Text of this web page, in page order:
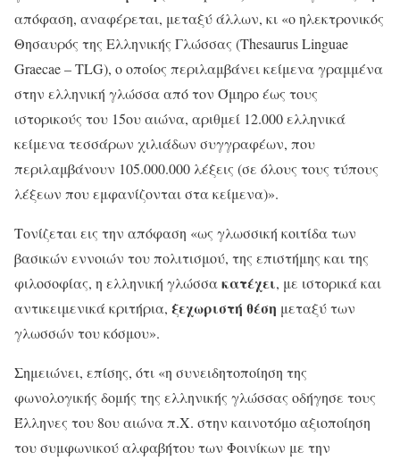
απόφαση, αναφέρεται, μεταξύ άλλων, κι «ο ηλεκτρονικός
Θησαυρός της Ελληνικής Γλώσσας (Thesaurus Linguae
Graecae – TLG), ο οποίος περιλαμβάνει κείμενα γραμμένα
στην ελληνική γλώσσα από τον Όμηρο έως τους
ιστορικούς του 15ου αιώνα, αριθμεί 12.000 ελληνικά
κείμενα τεσσάρων χιλιάδων συγγραφέων, που
περιλαμβάνουν 105.000.000 λέξεις (σε όλους τους τύπους
λέξεων που εμφανίζονται στα κείμενα)».
Τονίζεται εις την απόφαση «ως γλωσσική κοιτίδα των
βασικών εννοιών του πολιτισμού, της επιστήμης και της
φιλοσοφίας, η ελληνική γλώσσακατέχει, με ιστορικά και
αντικειμενικά κριτήρια, ξεχωριστή θέση μεταξύ των
γλωσσών του κόσμου».
Σημειώνει, επίσης, ότι «η συνειδητοποίηση της
φωνολογικής δομής της ελληνικής γλώσσας οδήγησε τους
Έλληνες του 8ου αιώνα π.Χ. στην καινοτόμο αξιοποίηση
του συμφωνικού αλφαβήτου των Φοινίκων με την